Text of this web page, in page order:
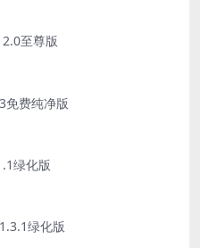
至尊版
免费纯净版
绿化版
绿化版